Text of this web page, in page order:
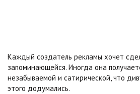
Каждый создатель рекламы хочет
запоминающейся. Иногда она
незабываемой и сатирической, что
этого додумались.